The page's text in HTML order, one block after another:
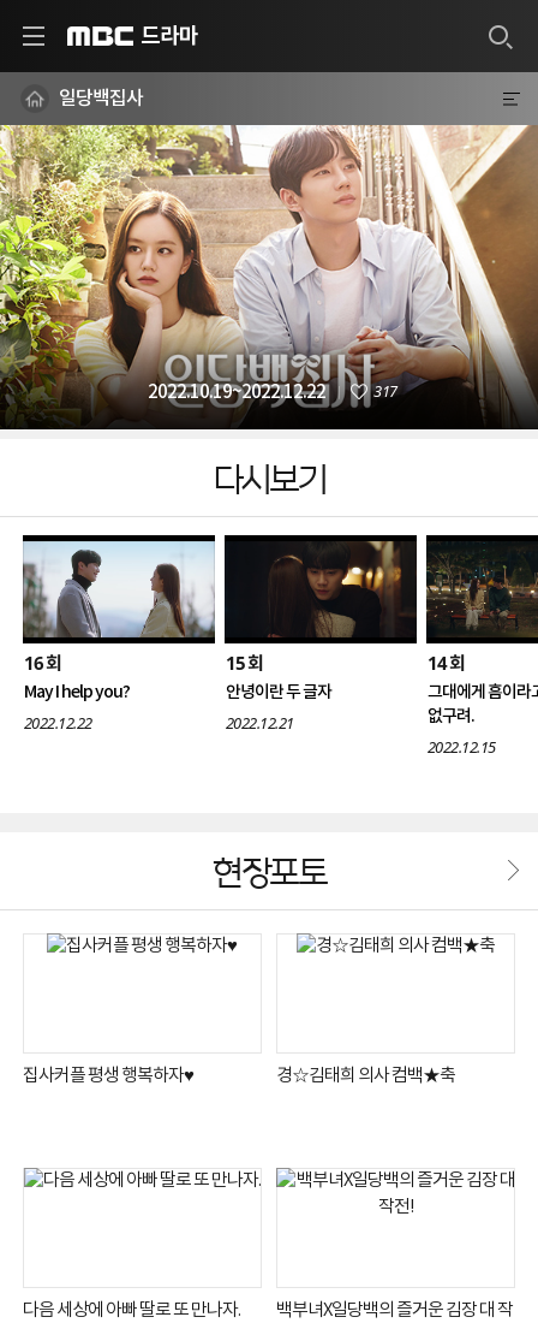
드라마
일당백집사
2022.10.19~2022.12.22 317
다시보기
16회
May I help you?
2022.12.22
15회
안녕이란 두 글자
2022.12.21
14회
그대에게 흠이라
없구려.
2022.12.15
현장포토
집사커플 평생 행복하자♥ 경☆김태희 의사 컴백★축
다음 세상에 아빠 딸로 또 만나자.
백부녀X일당백의 즐거운 김장 대 작